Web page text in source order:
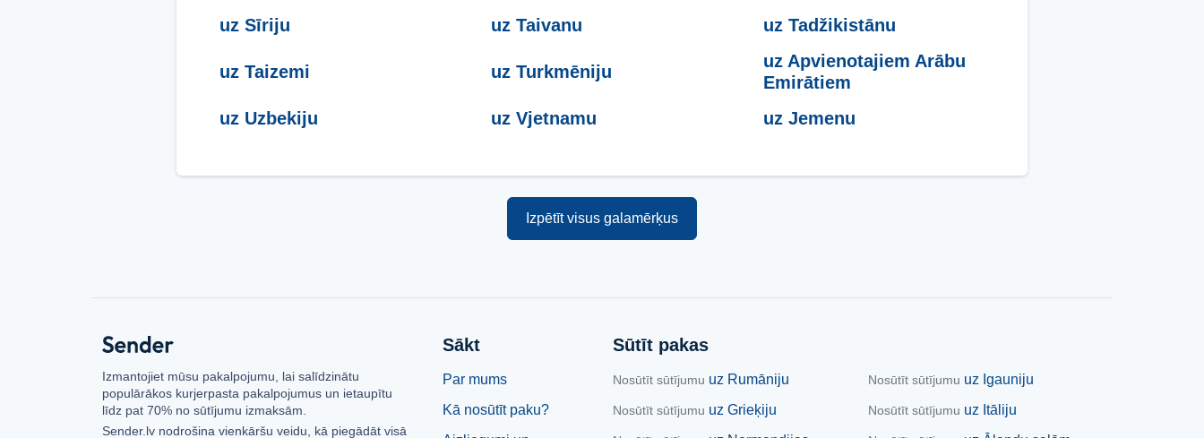
uz Sīriju
uz Taivanu uz Tadžikistānu
uz Taizemi uz Turkmēniju
uz Apvienotajiem Arābu
Emirātiem
uz Uzbekiju
uz Vjetnamu uz Jemenu
Izpētīt visus galamērķus
Izmantojiet mūsu pakalpojumu, lai salīdzinātu
populārākos kurjerpasta pakalpojumus un ietaupītu
līdz pat 70% no sūtījumu izmaksām.
Sender.lv nodrošina vienkāršu veidu, kā piegādāt visā
Sākt
Par mums
Kā nosūtīt paku?
Sūtīt pakas
Nosūtīt sūtījumu uz Rumāniju Nosūtīt sūtījumu uz Igauniju
Nosūtīt sūtījumu uz Grieķiju Nosūtīt sūtījumu uz Itāliju